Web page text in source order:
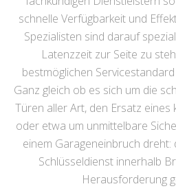
schnelle Verfügbarkeit und
Spezialisten sind darauf
Latenzzeit zur Seite zu
bestmöglichen
Ganz gleich ob es sich um die
Türen aller Art, den Ersatz
oder etwa um unmittelbare
einem Garageneinbruch
Schlüsseldienst innerhalb
Herausforderung